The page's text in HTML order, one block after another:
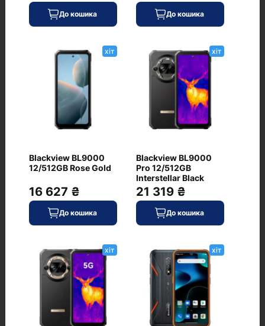
Відгуки
+ Додати відгук
Немає відгуків про цей товар, станьте
першим, залиште свій відгук.
Питання та відповіді
+ Додати питання
До кошика До кошика
хіт
Blackview BL9000
12/512GB Rose Gold
16 627 ₴
До кошика
хіт
Blackview BL9000
Pro 12/512GB
Interstellar Black
21 319 ₴
До кошика
хіт хіт